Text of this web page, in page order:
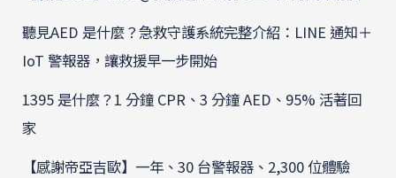
聽見AED 是什麼？急救守護系統完整介紹：LINE 通知＋
IoT 警報器，讓救援早一步開始
1395 是什麼？1 分鐘 CPR、3 分鐘 AED、95% 活著回
家
【感謝帝亞吉歐】一年、30 台警報器、2,300 位體驗